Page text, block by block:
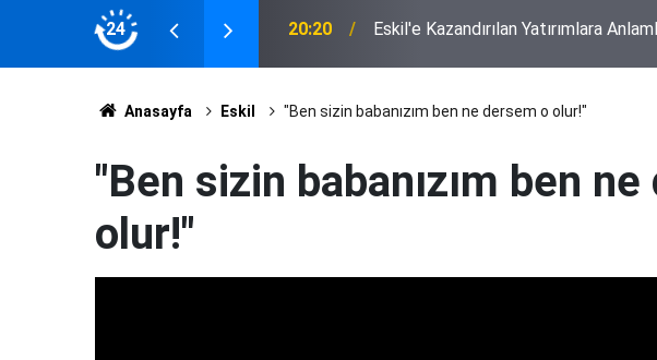
24
Çuvalın Altı Çürük Çıktı 20:20 Eskil'e Kazandırılan Yatırımlara
Anasayfa Eskil "Ben sizin babanızım ben ne dersem o olur!"
"Ben sizin babanızım ben
olur!"